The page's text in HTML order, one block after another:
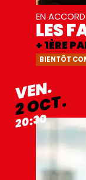
EN
LES
+ 1ÈRE
BIENTÔT
VENDREDI
VEN.
2OCTOBRE
OCT.
20:30